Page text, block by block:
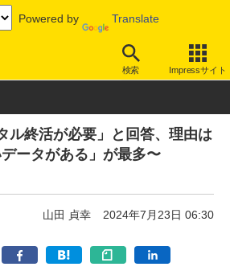
Powered by Translate
検索 Impressサイト
ク
ル終活が必要」と回答、理由は
データがある」が最多〜
山田 貞幸 2024年7月23日 06:30